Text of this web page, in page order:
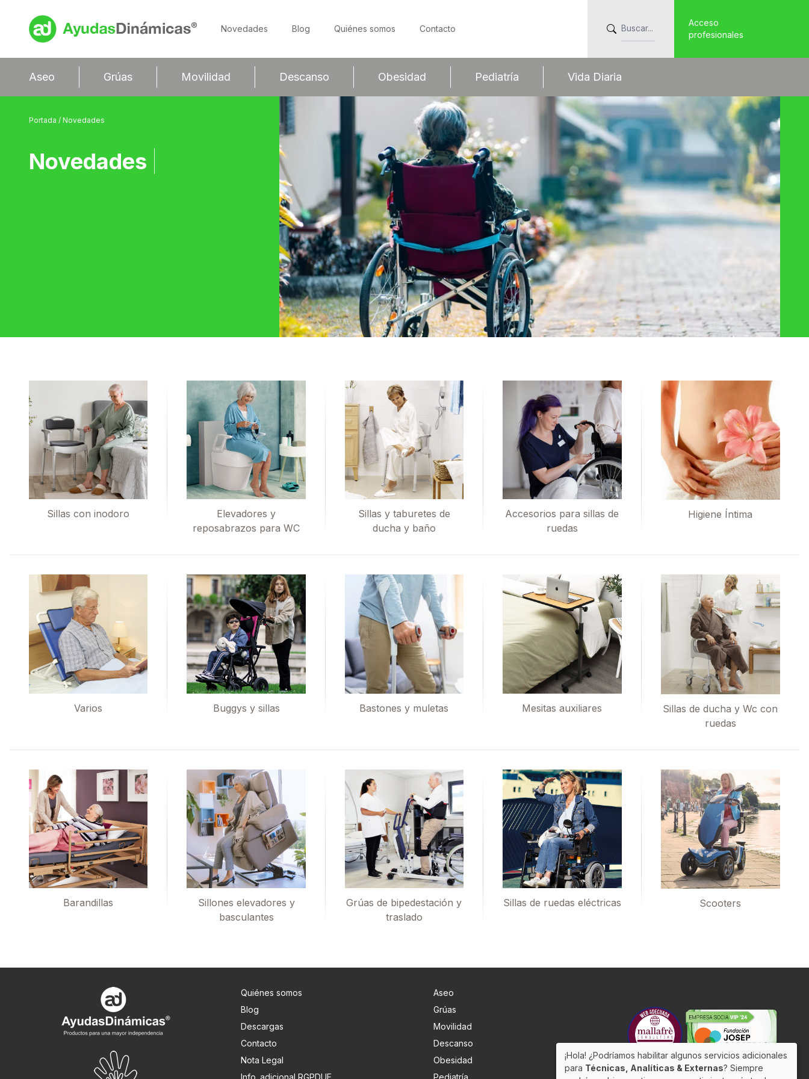
Novedades Blog Quiénes somos Contacto
Acceso
profesionales
Aseo Grúas Movilidad Descanso Obesidad Pediatría Vida Diaria
Portada / Novedades
Novedades
Sillas con inodoro
Elevadores y
reposabrazos para WC
Sillas y taburetes de
ducha y baño
Accesorios para sillas de
ruedas
Higiene Íntima
Varios Buggys y sillas Bastones y muletas Mesitas auxiliares
Sillas de ducha y Wc con
ruedas
Barandillas
Sillones elevadores y
basculantes
Grúas de bipedestación y
traslado
Sillas de ruedas eléctricas Scooters
Quiénes somos
Blog
Descargas
Contacto
Nota Legal
Aseo
Grúas
Movilidad
Descanso
Obesidad
¡Hola! ¿Podríamos habilitar algunos servicios adicionales
para Técnicas, Analíticas & Externas? Siempre